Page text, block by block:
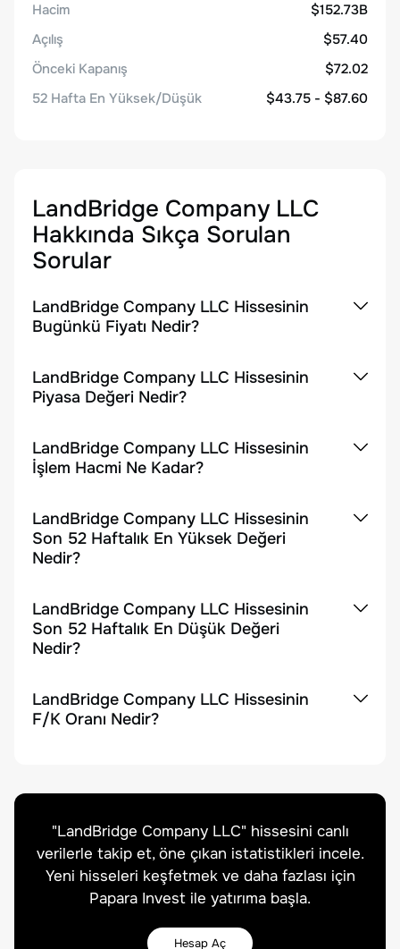
Hacim
$152.73B
Açılış
$57.40
Önceki Kapanış
$72.02
52 Hafta En Yüksek/Düşük
$43.75 - $87.60
LandBridge Company LLC
Hakkında Sıkça Sorulan
Sorular
LandBridge Company LLC Hissesinin
Bugünkü Fiyatı Nedir?
LandBridge Company LLC Hissesinin
Piyasa Değeri Nedir?
LandBridge Company LLC Hissesinin
İşlem Hacmi Ne Kadar?
LandBridge Company LLC Hissesinin
Son 52 Haftalık En Yüksek Değeri
Nedir?
LandBridge Company LLC Hissesinin
Son 52 Haftalık En Düşük Değeri
Nedir?
LandBridge Company LLC Hissesinin
F/K Oranı Nedir?
"LandBridge Company LLC" hissesini canlı
verilerle takip et, öne çıkan istatistikleri incele.
Yeni hisseleri keşfetmek ve daha fazlası için
Papara Invest ile yatırıma başla.
Hesap Aç